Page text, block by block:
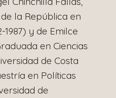
la República en
1987) y de Emilce
en Ciencias
de Costa
en Políticas
de